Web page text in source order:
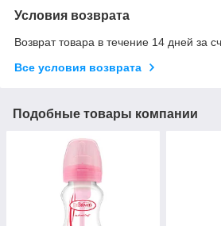
Условия возврата
Возврат товара в течение 14 дней за
Все условия возврата
Подобные товары компании